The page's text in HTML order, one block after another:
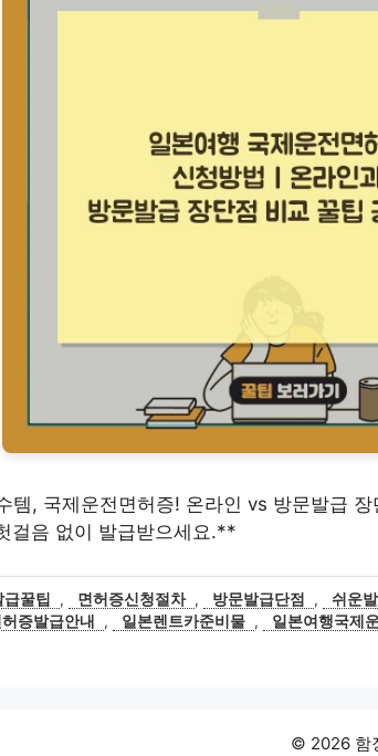
템, 국제운전면허증! 온라인 vs 방문발급
걸음 없이 발급받으세요.**
꿀팁 , 면허증신청절차 , 방문발급단점 , 쉬운
증발급안내 , 일본렌트카준비물 , 일본여행국제
© 2026 함